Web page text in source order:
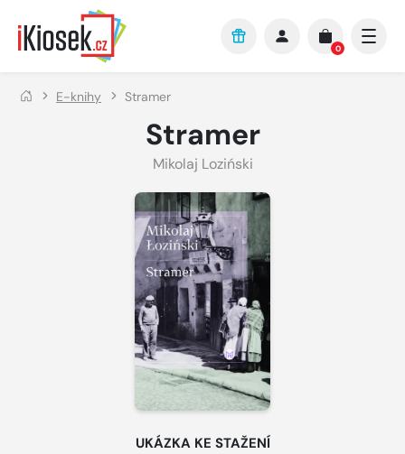
Přejít na hlavní obsah
0
E-knihy Stramer
Stramer
Mikolaj Loziński
UKÁZKA KE STAŽENÍ